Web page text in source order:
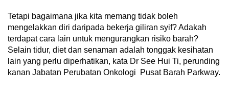
Tetapi bagaimana jika kita memang tidak boleh
mengelakkan diri daripada bekerja giliran syif? Adakah
terdapat cara lain untuk mengurangkan risiko barah?
Selain tidur, diet dan senaman adalah tonggak kesihatan
lain yang perlu diperhatikan, kata Dr See Hui Ti, perunding
kanan Jabatan Perubatan Onkologi Pusat Barah Parkway.